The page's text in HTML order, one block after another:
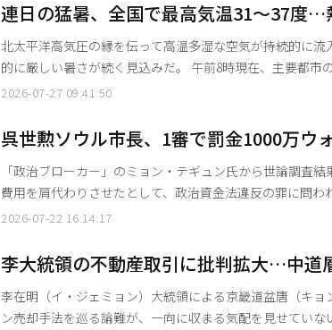
捜査本部」（本部長：キム・テフンソウル中央地検第3次
対する家宅捜索を再開した。合捜本は中央選管委のサーバ
セ
連日の猛暑、全国で最高気温31～37度…
北太平洋高気圧の縁を伝って高温多湿な空気が持続的に流
的に厳しい暑さが続く見込みだ。 午前8時現在、主要都市の気温は釜山（プサン）が28.9
度、大田（テジョン）と光州（クァンジュ）が27.4度、ソ
部地方で35度以上、その他の地域でも33度以上に達するとみられる。 現
め、慶尚北道の慶山（キョンサン）・清道（チョンド）
2026-07-27 09:41:50
呉世勲ソウル市長、1審で罰金1000万ウ
危機
「政治ブローカー」のミョン・テギュン氏から世論調査
費用を肩代わりさせたとして、政治資金法違反の罪に問わ
ル市長に対し、ソウル中央地裁は22日、罰金1000万ウォンの
職を失うことになる。呉市長側は判決を不服として、即日控訴す
地裁刑事合意22部（チョ・ヒョンウ裁判長）は22日午後、
2026-07-22 16:14:17
李大統領の不動産取引に批判拡大…中道
李在明（イ・ジェミョン）大統領による京畿道盆唐（キョ
ン売却手法を巡る論難が、一向に収まる気配を見せてい